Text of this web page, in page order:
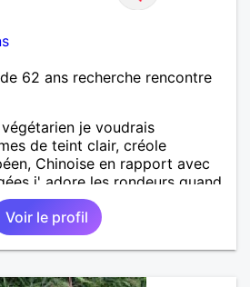
62 ans recherche rencontre
je voudrais
de teint clair, créole
Chinoise en rapport avec
j' adore les rondeurs quand
aventure suivie, se
régulièrement si on le désire
simple, sans engagement
Voir le profil